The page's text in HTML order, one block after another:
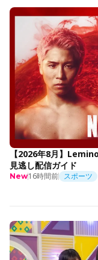
【2026年8月】
見逃し配信ガイド
New16時間前 スポーツ